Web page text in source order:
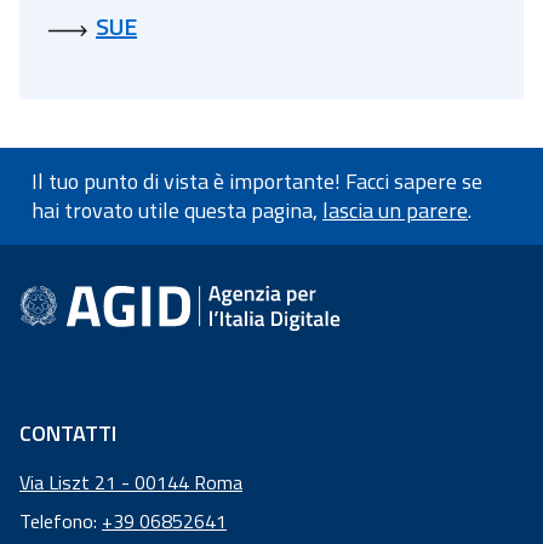
SUE
Il tuo punto di vista è importante! Facci sapere se
hai trovato utile questa pagina, lascia un parere.
Informazioni a piè di
CONTATTI
Via Liszt 21 - 00144 Roma
Telefono: +39 06852641